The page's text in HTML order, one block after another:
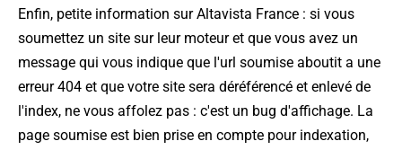
Enfin, petite information sur Altavista France : si vous
soumettez un site sur leur moteur et que vous avez un
message qui vous indique que l'url soumise aboutit a une
erreur 404 et que votre site sera déréférencé et enlevé de
l'index, ne vous affolez pas : c'est un bug d'affichage. La
page soumise est bien prise en compte pour indexation,